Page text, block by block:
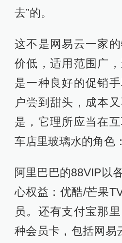
去”的。
这不是网易云一家
价低，适用范围广
是一种良好的促销
户尝到甜头，成本
是，它理所应当在
车店里玻璃水的角色
阿里巴巴的88VIP以
心权益：优酷/芒果
员。还有支付宝那
种会员卡，包括网易